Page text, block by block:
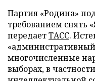
Партия «Родина»
требованием снять
передаетТАСС.
многочисленные
выборах, в